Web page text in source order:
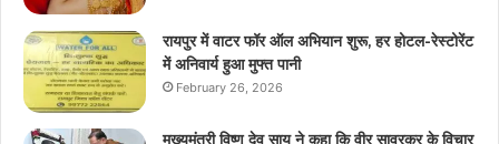
रायपुर में वाटर फॉर ऑल अभियान शुरू, हर होटल-रेस्टोरेंट
में अनिवार्य हुआ मुफ्त पानी
February 26, 2026
मुख्यमंत्री विष्णु देव साय ने कहा कि वीर सावरकर के विचार